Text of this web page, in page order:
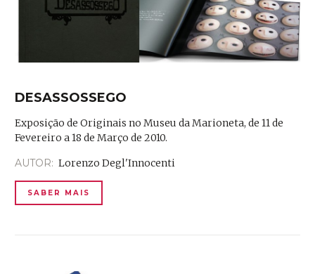
DESASSOSSEGO
Exposição de Originais no Museu da Marioneta, de 11 de
Fevereiro a 18 de Março de 2010.
AUTOR: Lorenzo Degl'Innocenti
SABER MAIS